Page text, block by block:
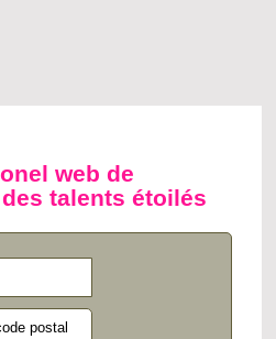
web de
talents étoilés